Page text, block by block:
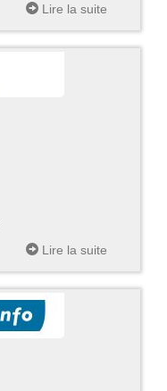
Lire la suite
Lire la suite